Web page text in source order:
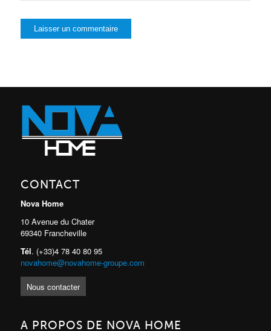
CONTACT
Nova Home
10 Avenue du Chater
69340 Francheville
Tél. (+33)4 78 40 80 95
novahome@novahome-groupe.com
Nous contacter
A PROPOS DE NOVA HOME